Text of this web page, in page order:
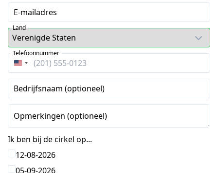
E-mailadres
Land
Verenigde
Staten
+1
Telefoonnummer
Bedrijfsnaam (optioneel)
Opmerkingen (optioneel)
Ik ben bij de cirkel op...
12-08-2026
05-09-2026